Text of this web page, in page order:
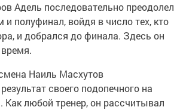
Адель последовательно преодолел
и полуфинал, войдя в число тех, кто
и добрался до финала. Здесь он
Наиль Масхутов
своего подопечного на
любой тренер, он рассчитывал